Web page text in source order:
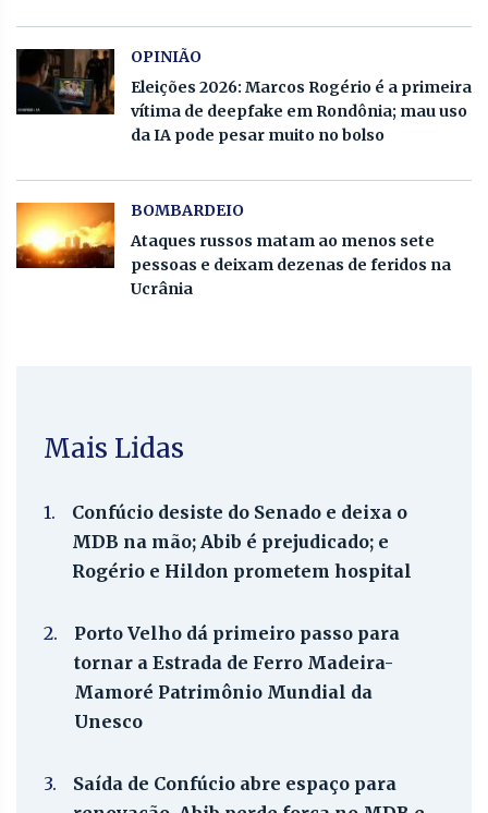
OPINIÃO
Eleições 2026: Marcos Rogério é a primeira
vítima de deepfake em Rondônia; mau uso
da IA pode pesar muito no bolso
BOMBARDEIO
Ataques russos matam ao menos sete
pessoas e deixam dezenas de feridos na
Ucrânia
Mais Lidas
1.
Confúcio desiste do Senado e deixa o
MDB na mão; Abib é prejudicado; e
Rogério e Hildon prometem hospital
2.
Porto Velho dá primeiro passo para
tornar a Estrada de Ferro Madeira-
Mamoré Patrimônio Mundial da
Unesco
3.
Saída de Confúcio abre espaço para